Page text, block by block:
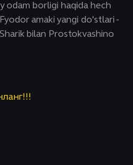
odam borligi haqida hech
amaki yangi do'stlari -
bilan Prostokvashino